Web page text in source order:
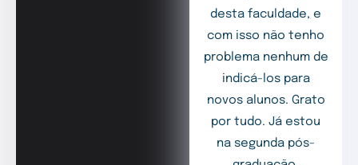
desta faculdade, e
com isso não tenho
problema nenhum de
indicá-los para
novos alunos. Grato
por tudo. Já estou
na segunda pós-